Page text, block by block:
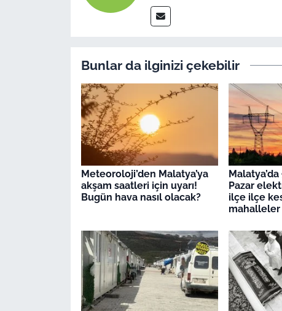
Bunlar da ilginizi çekebilir
Meteoroloji’den Malatya’ya
akşam saatleri için uyarı!
Bugün hava nasıl olacak?
Pazar
ilçe ilçe
mahalleler